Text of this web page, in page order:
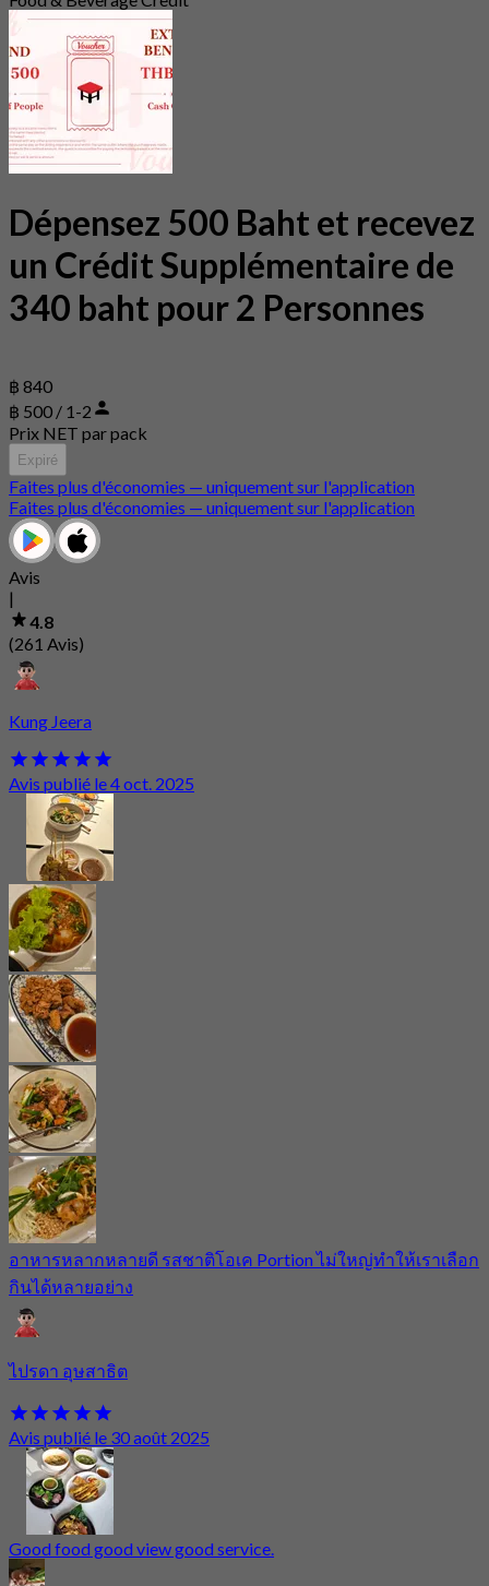
Dépensez 500 Baht et recevez
un Crédit Supplémentaire de
340 baht pour 2 Personnes
฿ 840
฿ 500 / 1-2
Prix NET par pack
Expiré
Faites plus d'économies — uniquement sur l'application
Faites plus d'économies — uniquement sur l'application
Avis
|
4.8
(261 Avis)
Kung Jeera
Avis publié le 4 oct. 2025
อาหารหลากหลายดี รสชาติโอเค Portion ไม่ใหญ่ทำให้เราเลือก
กินได้หลายอย่าง
ไปรดา อุษสาธิต
Avis publié le 30 août 2025
Good food good view good service.